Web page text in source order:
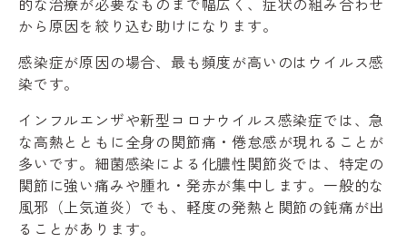
から原因を絞り込む助けになります。
感染症が原因の場合、最も頻度が高いのはウイルス感
染です。
インフルエンザや新型コロナウイルス感染症では、急
な高熱とともに全身の関節痛・倦怠感が現れることが
多いです。細菌感染による化膿性関節炎では、特定の
関節に強い痛みや腫れ・発赤が集中します。一般的な
風邪（上気道炎）でも、軽度の発熱と関節の鈍痛が出
ることがあります。